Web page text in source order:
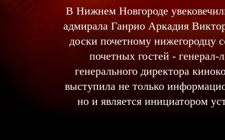
В Нижнем Новгороде
адмирала Ганрио Аркадия
доски почетному нижегородцу
почетных гостей -
генерального директора
выступила не только
но и является инициатором